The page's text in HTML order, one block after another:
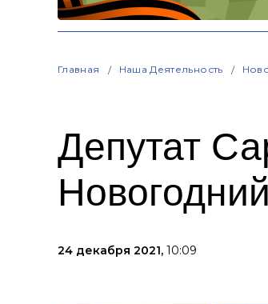
Главная Наша Деятельность
Депутат
24 декабря 2021, 10:09